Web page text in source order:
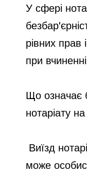
У сфері
рівних
при
Що означає
нотаріату
Виїзд
може